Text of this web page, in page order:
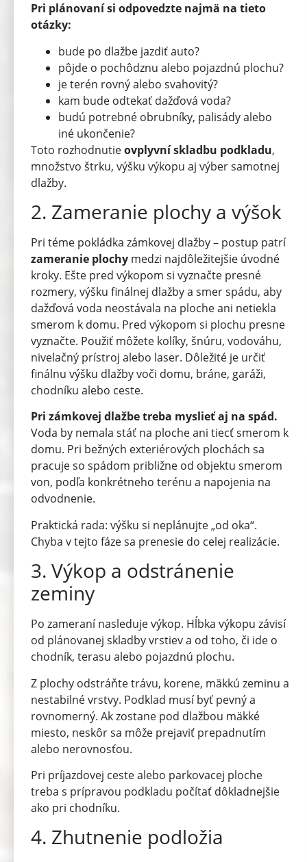
Pri plánovaní si odpovedzte najmä na tieto
otázky:
bude po dlažbe jazdiť auto?
pôjde o pochôdznu alebo pojazdnú plochu?
je terén rovný alebo svahovitý?
kam bude odtekať dažďová voda?
budú potrebné obrubníky, palisády alebo
iné ukončenie?
Toto rozhodnutieovplyvní skladbu podkladu,
množstvo štrku, výšku výkopu aj výber samotnej
dlažby.
2. Zameranie plochy a výšok
Pri téme pokládka zámkovej dlažby – postup patrí
zameranie plochy medzi najdôležitejšie úvodné
kroky. Ešte pred výkopom si vyznačte presné
rozmery, výšku finálnej dlažby a smer spádu, aby
dažďová voda neostávala na ploche ani netiekla
smerom k domu. Pred výkopom si plochu presne
vyznačte. Použiť môžete kolíky, šnúru, vodováhu,
nivelačný prístroj alebo laser. Dôležité je určiť
finálnu výšku dlažby voči domu, bráne, garáži,
chodníku alebo ceste.
Pri zámkovej dlažbe treba myslieť aj na spád.
Voda by nemala stáť na ploche ani tiecť smerom k
domu. Pri bežných exteriérových plochách sa
pracuje so spádom približne od objektu smerom
von, podľa konkrétneho terénu a napojenia na
odvodnenie.
Praktická rada: výšku si neplánujte „od oka“.
Chyba v tejto fáze sa prenesie do celej realizácie.
3. Výkop a odstránenie
zeminy
Po zameraní nasleduje výkop. Hĺbka výkopu závisí
od plánovanej skladby vrstiev a od toho, či ide o
chodník, terasu alebo pojazdnú plochu.
Z plochy odstráňte trávu, korene, mäkkú zeminu a
nestabilné vrstvy. Podklad musí byť pevný a
rovnomerný. Ak zostane pod dlažbou mäkké
miesto, neskôr sa môže prejaviť prepadnutím
alebo nerovnosťou.
Pri príjazdovej ceste alebo parkovacej ploche
treba s prípravou podkladu počítať dôkladnejšie
ako pri chodníku.
4. Zhutnenie podložia